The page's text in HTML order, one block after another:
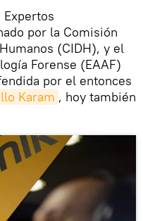
por la Comisión
(CIDH), y el
Forense (EAAF)
por el entonces
Karam , hoy también